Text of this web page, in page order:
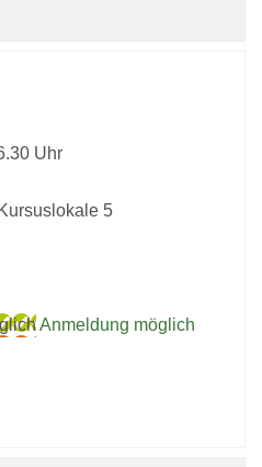
Uhr
5
Anmeldung möglich